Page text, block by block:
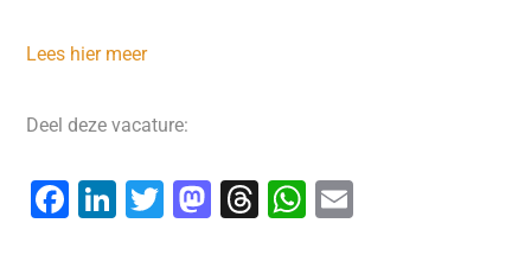
Lees hier meer
Deel deze vacature:
F
Li T
M T
W